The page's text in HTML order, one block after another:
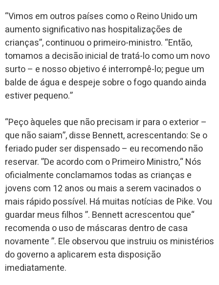
“Vimos em outros países como o Reino Unido um
aumento significativo nas hospitalizações de
crianças”, continuou o primeiro-ministro. “Então,
tomamos a decisão inicial de tratá-lo como um novo
surto – e nosso objetivo é interrompê-lo; pegue um
balde de água e despeje sobre o fogo quando ainda
estiver pequeno.”
“Peço àqueles que não precisam ir para o exterior –
que não saiam”, disse Bennett, acrescentando: Se o
feriado puder ser dispensado – eu recomendo não
reservar. ”De acordo com o Primeiro Ministro,“ Nós
oficialmente conclamamos todas as crianças e
jovens com 12 anos ou mais a serem vacinados o
mais rápido possível. Há muitas notícias de Pike. Vou
guardar meus filhos ”. Bennett acrescentou que“
recomenda o uso de máscaras dentro de casa
novamente ”. Ele observou que instruiu os ministérios
do governo a aplicarem esta disposição
imediatamente.